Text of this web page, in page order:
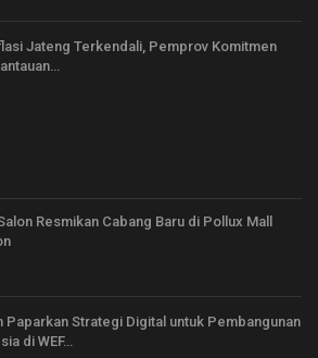
Jateng Terkendali, Pemprov Komitmen
Resmikan Cabang Baru di Pollux Mall
Paparkan Strategi Digital untuk Pembangunan
di WEF…